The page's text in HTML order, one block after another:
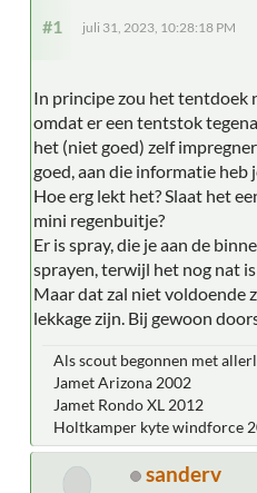
#1 juli 31, 2023, 10:28:18 PM
In principe zou het tentdoek
omdat er een tentstok
het (niet goed) zelf
goed, aan die informatie heb
Hoe erg lekt het? Slaat het
mini regenbuitje?
Er is spray, die je aan de
sprayen, terwijl het nog nat
Maar dat zal niet voldoende
lekkage zijn. Bij gewoon
Als scout begonnen met
Jamet Arizona 2002
Jamet Rondo XL 2012
Holtkamper kyte windforce
sanderv